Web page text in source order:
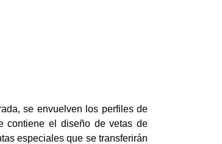
se envuelven los perfiles de
contiene el diseño de vetas de
especiales que se transferirán